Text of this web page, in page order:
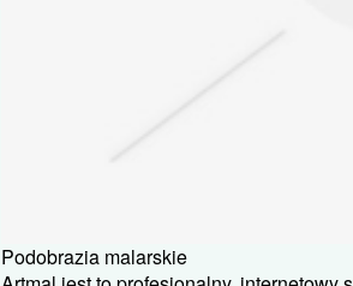
Podobrazia malarskie